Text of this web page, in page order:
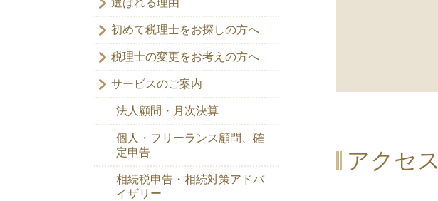
アクセス
初めて税理士をお探しの方へ
税理士の変更をお考えの方へ
サービスのご案内
法人顧問・月次決算
個人・フリーランス顧問、確
定申告
相続税申告・相続対策アドバ
イザリー